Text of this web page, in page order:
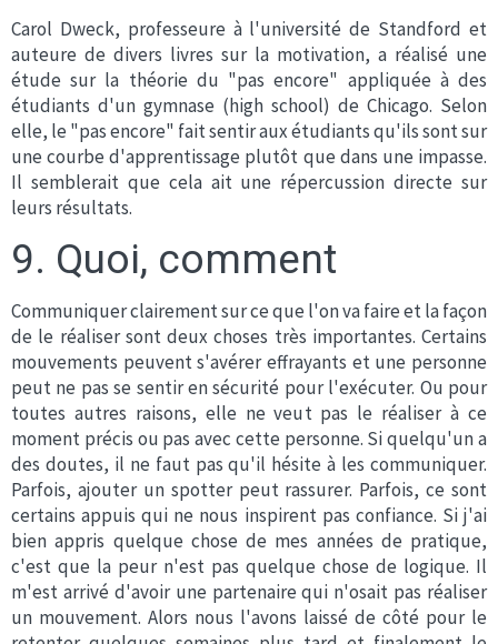
Carol Dweck, professeure à l'université de Standford et
auteure de divers livres sur la motivation, a réalisé une
étude sur la théorie du "pas encore" appliquée à des
étudiants d'un gymnase (high school) de Chicago. Selon
elle, le "pas encore" fait sentir aux étudiants qu'ils sont sur
une courbe d'apprentissage plutôt que dans une impasse.
Il semblerait que cela ait une répercussion directe sur
leurs résultats.
9. Quoi, comment
Communiquer clairement sur ce que l'on va faire et la façon
de le réaliser sont deux choses très importantes. Certains
mouvements peuvent s'avérer effrayants et une personne
peut ne pas se sentir en sécurité pour l'exécuter. Ou pour
toutes autres raisons, elle ne veut pas le réaliser à ce
moment précis ou pas avec cette personne. Si quelqu'un a
des doutes, il ne faut pas qu'il hésite à les communiquer.
Parfois, ajouter un spotter peut rassurer. Parfois, ce sont
certains appuis qui ne nous inspirent pas confiance. Si j'ai
bien appris quelque chose de mes années de pratique,
c'est que la peur n'est pas quelque chose de logique. Il
m'est arrivé d'avoir une partenaire qui n'osait pas réaliser
un mouvement. Alors nous l'avons laissé de côté pour le